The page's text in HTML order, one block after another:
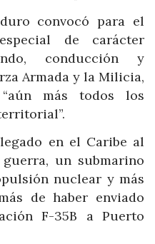
convocó para el
de carácter
conducción y
Armada y la Milicia,
más todos los
en el Caribe al
un submarino
nuclear y más
de haber enviado
F-35B a Puerto